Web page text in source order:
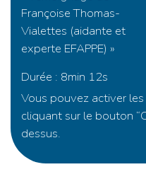
Françoise Thomas-
Vialettes (aidante et
experte EFAPPE) »
Durée : 8min 12s
Vous pouvez activer
cliquant sur le bouton
dessus.